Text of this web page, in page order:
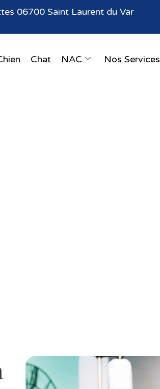
06700 Saint Laurent du Var
Chat NAC Nos Services